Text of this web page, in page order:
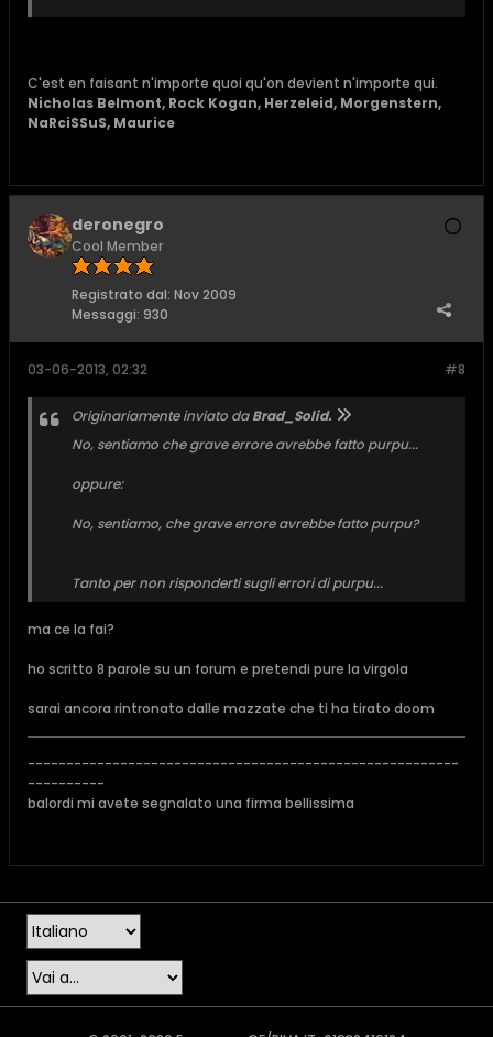
C'est en faisant n'importe quoi qu'on devient n'importe qui.
Nicholas Belmont, Rock Kogan, Herzeleid, Morgenstern,
NaRciSSuS, Maurice
deronegro
Cool Member
Registrato dal: Nov 2009
Messaggi: 930
#8
03-06-2013, 02:32
Originariamente inviato daBrad_Solid.
No, sentiamo che grave errore avrebbe fatto purpu...
oppure:
No, sentiamo, che grave errore avrebbe fatto purpu?
Tanto per non risponderti sugli errori di purpu...
ma ce la fai?
ho scritto 8 parole su un forum e pretendi pure la virgola
sarai ancora rintronato dalle mazzate che ti ha tirato doom
--------------------------------------------------------
----------
balordi mi avete segnalato una firma bellissima